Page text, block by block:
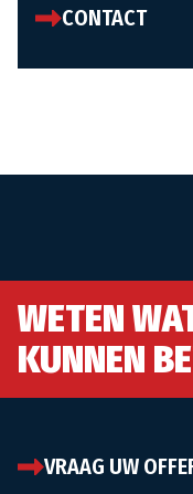
CONTACT
WETEN
KUNNEN
VRAAG UW